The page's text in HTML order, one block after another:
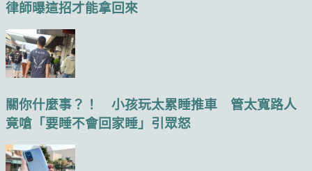
律師曝這招才能拿回來
關你什麼事？！ 小孩玩太累睡推車 管太寬路人
竟嗆「要睡不會回家睡」引眾怒